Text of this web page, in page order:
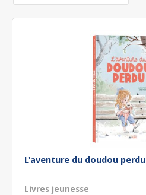
L'aventure du doudou perdu
Livres jeunesse